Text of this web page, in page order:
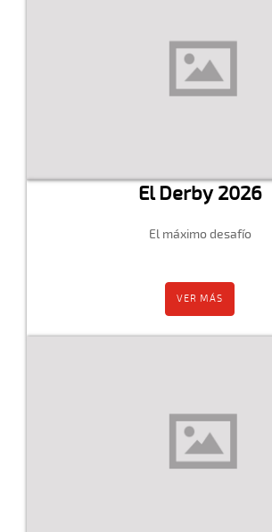
El Derby 2026
El máximo desafío
VER MÁS